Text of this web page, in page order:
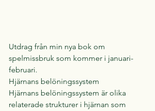
Utdrag från min nya bok om
spelmissbruk som kommer i januari-
februari.
Hjärnans belöningssystem
Hjärnans belöningssystem är olika
relaterade strukturer i hjärnan som